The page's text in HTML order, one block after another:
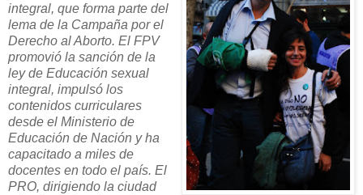
integral, que forma parte del
lema de la Campaña por el
Derecho al Aborto. El FPV
promovió la sanción de la
ley de Educación sexual
integral, impulsó los
contenidos curriculares
desde el Ministerio de
Educación de Nación y ha
capacitado a miles de
docentes en todo el país. El
PRO, dirigiendo la ciudad